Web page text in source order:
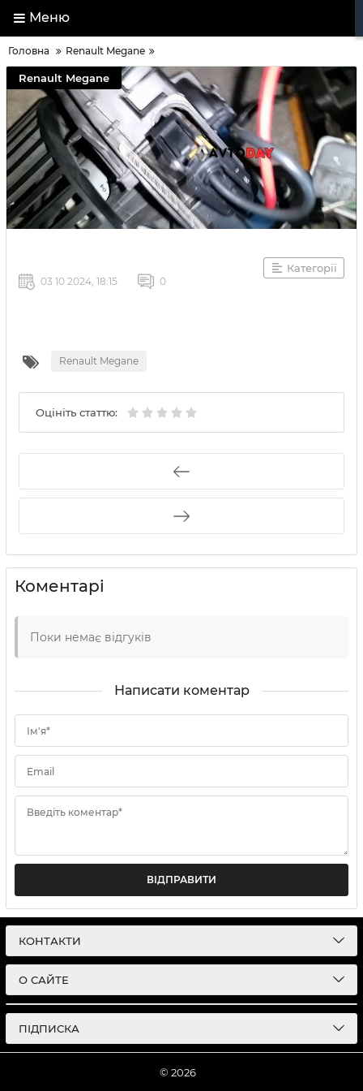
Меню
Головна Renault Megane
Renault Megane
Категорії
03 10 2024, 18:15 0
Renault Megane
Оцініть статтю:
Коментарі
Поки немає відгуків
Написати коментар
Ім'я*
Email
Введіть коментар*
ВІДПРАВИТИ
КОНТАКТИ
О САЙТЕ
ПІДПИСКА
© 2026